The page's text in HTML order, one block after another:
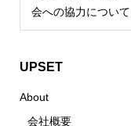
会への協力について
UPSET
About
会社概要